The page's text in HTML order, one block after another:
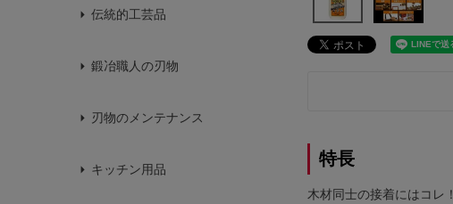
伝統的工芸品
鍛冶職人の刃物
刃物のメンテナンス
キッチン用品
特長
木材同士の接着にはコレ！